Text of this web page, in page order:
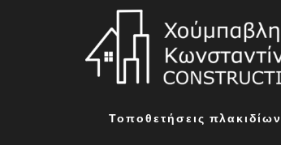
Τοποθετήσεις πλακιδίων